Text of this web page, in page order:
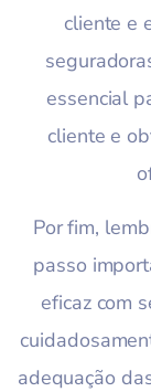
cliente e
essencial
cliente e
Por fim,
passo
eficaz com
adequação